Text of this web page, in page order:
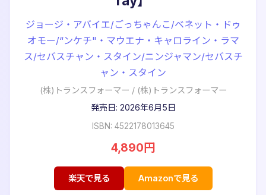
ジョージ・アバイエ/ごっちゃんこ/ベネット・ドゥ
オモー/“ンケチ"・マウエナ・キャロライン・ラマ
ス/セバスチャン・スタイン/ニンジャマン/セバスチ
ャン・スタイン
(株)トランスフォーマー / (株)トランスフォーマー
発売日: 2026年6月5日
ISBN: 4522178013645
4,890円
楽天で見る Amazonで見る